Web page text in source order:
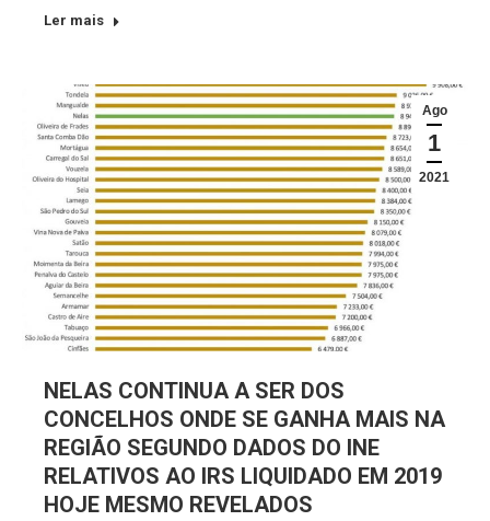
Ler mais
Ago
1
2021
NELAS CONTINUA A SER DOS
CONCELHOS ONDE SE GANHA MAIS NA
REGIÃO SEGUNDO DADOS DO INE
RELATIVOS AO IRS LIQUIDADO EM 2019
HOJE MESMO REVELADOS